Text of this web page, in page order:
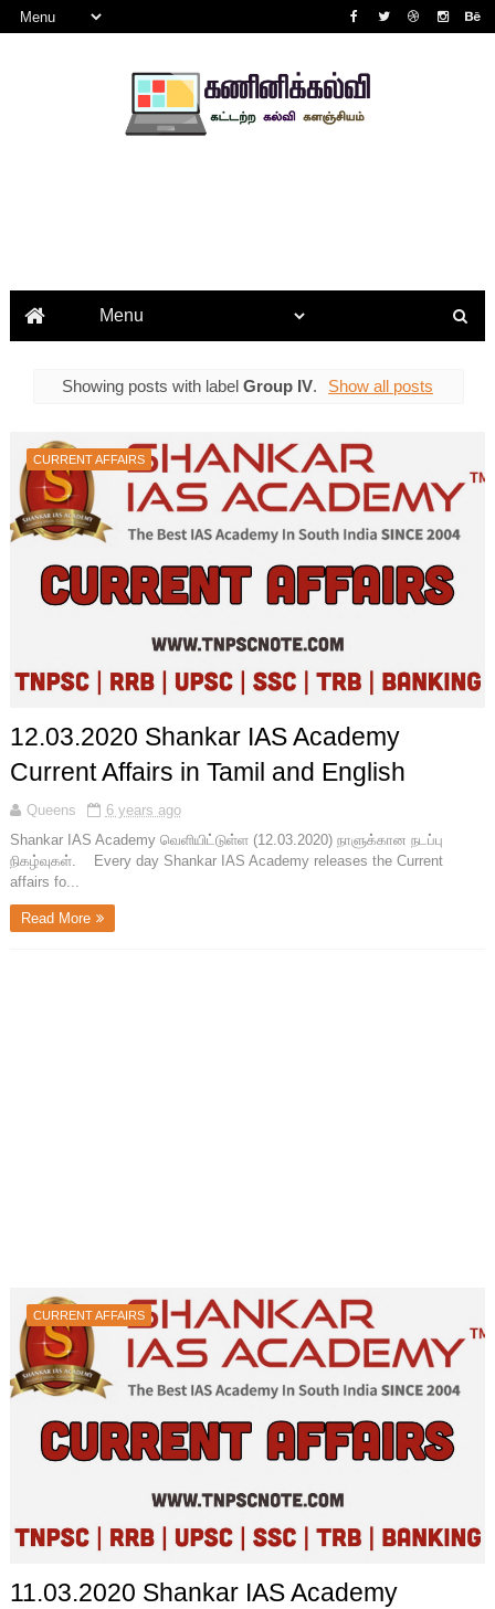
Showing posts with label Group IV. Show all posts
CURRENT AFFAIRS
12.03.2020 Shankar IAS Academy
Current Affairs in Tamil and English
Queens
6 years ago
Shankar IAS Academy வெளியிட்டுள்ள (12.03.2020) நாளுக்கான நடப்பு
நிகழ்வுகள். Every day Shankar IAS Academy releases the Current
affairs fo...
Read More
CURRENT AFFAIRS
11.03.2020 Shankar IAS Academy